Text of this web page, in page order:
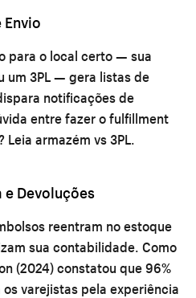
para o local certo — sua
um 3PL — gera listas de
notificações de
entre fazer o fulfillment
Leia armazém vs 3PL.
Devoluções
reentram no estoque
sua contabilidade. Como
(2024) constatou que 96%
varejistas pela experiência